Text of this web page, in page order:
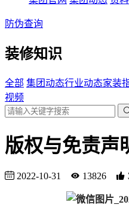
防伪查询
装修知识
全部 集团动态行业动态家装
视频
版权与免责声
2022-10-31 13826